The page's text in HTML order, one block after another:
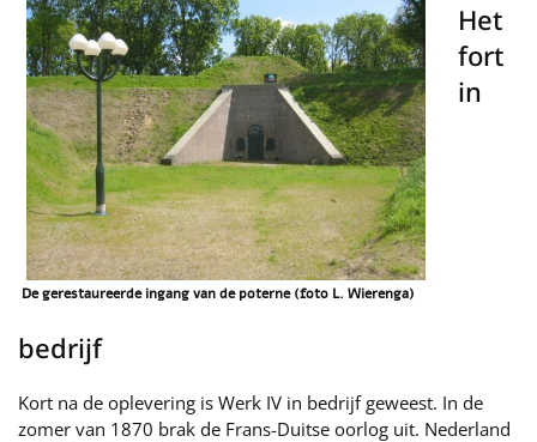
De gerestaureerde ingang van de poterne (foto L. Wierenga)
Het
fort
in
bedrijf
Kort na de oplevering is Werk IV in bedrijf geweest. In de
zomer van 1870 brak de Frans-Duitse oorlog uit. Nederland